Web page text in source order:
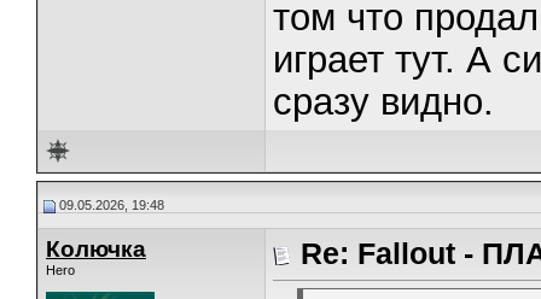
том что
играет тут. А
сразу видно.
09.05.2026, 19:48
Колючка
Hero Re: Fallout -